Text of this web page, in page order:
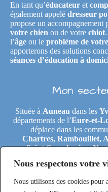
Nous respectons votre
Nous utilisons des cookies pour
En tant qu’éducateur et
également appelé dresseur
propose un accompagnement
votre chien ou de votre chiot
l’âge ou le problème de
apporterons des solutions
séances d’éducation à
Mon
Située à Auneau dans les
départements de l’Eure-et-
déplace dans les
Chartres, Rambouillet,
Saint-Symphorien,
Maintenon,
Saint-Arnoult-en-